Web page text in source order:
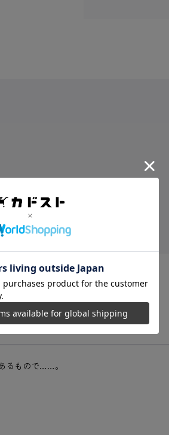
いっ!!）
親交を描く前日譚！
るもので……。